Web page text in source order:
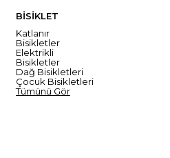
BİSİKLET
Katlanır
Bisikletler
Elektrikli
Bisikletler
Dağ Bisikletleri
Çocuk Bisikletleri
Tümünü Gör